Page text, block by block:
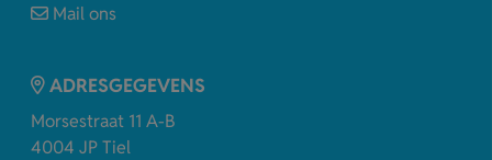
Mail ons
ADRESGEGEVENS
Morsestraat 11 A-B
4004 JP Tiel